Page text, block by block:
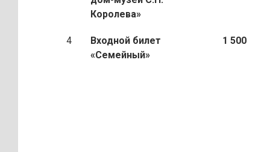
Королева»
4
Входной билет
«Семейный»
1 500